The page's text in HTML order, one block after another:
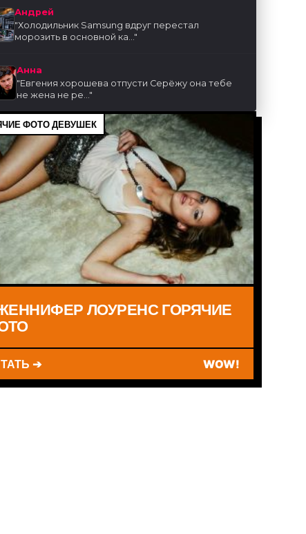
Андрей
"Холодильник Samsung вдруг перестал
морозить в основной ка..."
Анна
"Евгения хорошева отпусти Серёжу она тебе
не жена не ре..."
ФОТО ДЕВУШЕК
ЛОУРЕНС ГОРЯЧИЕ
➔ WOW!